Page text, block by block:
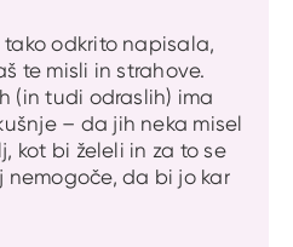
odkrito napisala,
te misli in strahove.
(in tudi odraslih) ima
– da jih neka misel
kot bi želeli in za to se
nemogoče, da bi jo kar